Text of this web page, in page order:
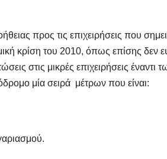
προς τις επιχειρήσεις που
κρίση του 2010, όπως επίσης δεν
στις μικρές επιχειρήσεις
μία σειρά μέτρων που είναι: